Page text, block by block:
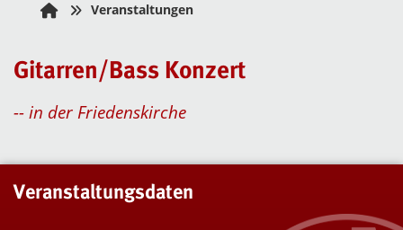
Veranstaltungen
Gitarren/Bass Konzert
-- in der Friedenskirche
Veranstaltungsdaten